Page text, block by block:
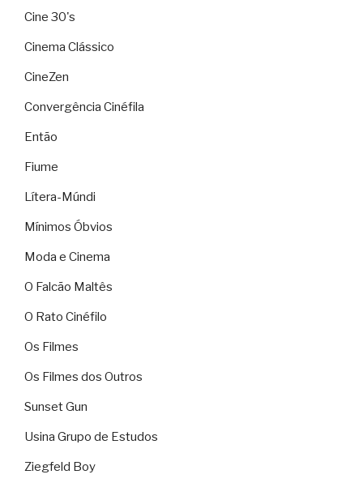
Cine 30's
Cinema Clássico
CineZen
Convergência Cinéfila
Então
Fiume
Lítera-Múndi
Mínimos Óbvios
Moda e Cinema
O Falcão Maltês
O Rato Cinéfilo
Os Filmes
Os Filmes dos Outros
Sunset Gun
Usina Grupo de Estudos
Ziegfeld Boy